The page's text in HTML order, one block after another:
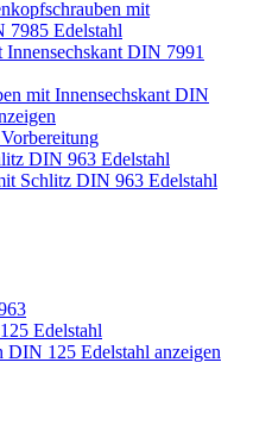
mit
7985 Edelstahl
DIN 7991
mit Innensechskant DIN
DIN 963 Edelstahl
Schlitz DIN 963 Edelstahl
Edelstahl
DIN 125 Edelstahl anzeigen